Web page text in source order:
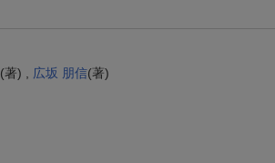
(著) , 広坂 朋信(著)